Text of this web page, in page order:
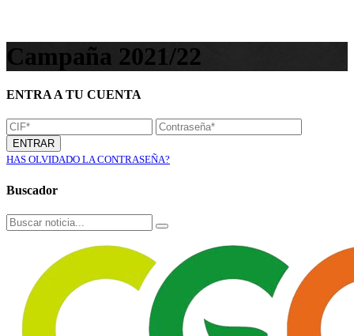
Campaña 2021/22
ENTRA A TU CUENTA
ENTRAR
HAS OLVIDADO LA CONTRASEÑA?
Buscador